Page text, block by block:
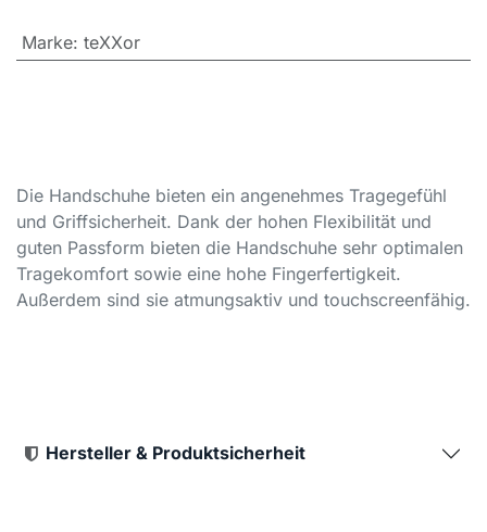
Marke: teXXor
Die Handschuhe bieten ein angenehmes Tragegefühl
und Griffsicherheit. Dank der hohen Flexibilität und
guten Passform bieten die Handschuhe sehr optimalen
Tragekomfort sowie eine hohe Fingerfertigkeit.
Außerdem sind sie atmungsaktiv und touchscreenfähig.
Hersteller & Produktsicherheit